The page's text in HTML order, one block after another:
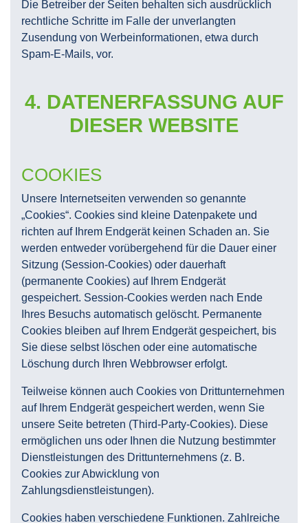
Die Betreiber der Seiten behalten sich ausdrücklich
rechtliche Schritte im Falle der unverlangten
Zusendung von Werbeinformationen, etwa durch
Spam-E-Mails, vor.
4. DATENERFASSUNG AUF
DIESER WEBSITE
COOKIES
Unsere Internetseiten verwenden so genannte
„Cookies“. Cookies sind kleine Datenpakete und
richten auf Ihrem Endgerät keinen Schaden an. Sie
werden entweder vorübergehend für die Dauer einer
Sitzung (Session-Cookies) oder dauerhaft
(permanente Cookies) auf Ihrem Endgerät
gespeichert. Session-Cookies werden nach Ende
Ihres Besuchs automatisch gelöscht. Permanente
Cookies bleiben auf Ihrem Endgerät gespeichert, bis
Sie diese selbst löschen oder eine automatische
Löschung durch Ihren Webbrowser erfolgt.
Teilweise können auch Cookies von Drittunternehmen
auf Ihrem Endgerät gespeichert werden, wenn Sie
unsere Seite betreten (Third-Party-Cookies). Diese
ermöglichen uns oder Ihnen die Nutzung bestimmter
Dienstleistungen des Drittunternehmens (z. B.
Cookies zur Abwicklung von
Zahlungsdienstleistungen).
Cookies haben verschiedene Funktionen. Zahlreiche